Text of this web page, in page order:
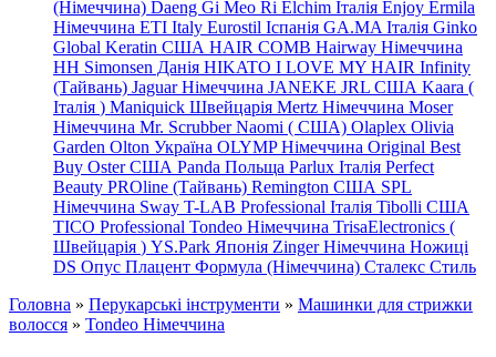
(Німеччина) Daeng Gi Meo Ri Elchim Італія Enjoy Ermila
Німеччина ETI Italy Eurostil Іспанія GA.MA Італія Ginko
Global Keratin США HAIR COMB Hairway Німеччина
HH Simonsen Данія HIKATO I LOVE MY HAIR Infinity
(Тайвань) Jaguar Німеччина JANEKE JRL США Kaara (
Італія ) Maniquick Швейцарія Mertz Німеччина Moser
Німеччина Mr. Scrubber Naomi ( США) Olaplex Olivia
Garden Olton Україна OLYMP Німеччина Original Best
Buy Oster США Panda Польща Parlux Італія Perfect
Beauty PROline (Тайвань) Remington США SPL
Німеччина Sway T-LAB Professional Італія Tibolli США
TICO Professional Tondeo Німеччина TrisaElectronics (
Швейцарія ) YS.Park Японія Zinger Німеччина Ножиці
DS Опус Плацент Формула (Німеччина) Сталекс Стиль
Головна » Перукарські інструменти » Машинки для стрижки
волосся » Tondeo Німеччина